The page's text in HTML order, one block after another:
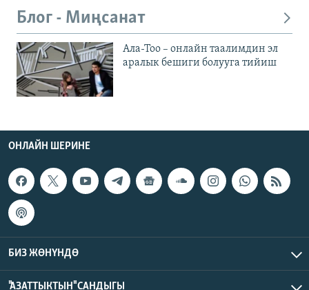
Блог - Миңсанат
Ала-Тоо – онлайн таалимдин эл
аралык бешиги болууга тийиш
ОНЛАЙН ШЕРИНЕ
БИЗ ЖӨНҮНДӨ
"АЗАТТЫКТЫН" САНДЫГЫ